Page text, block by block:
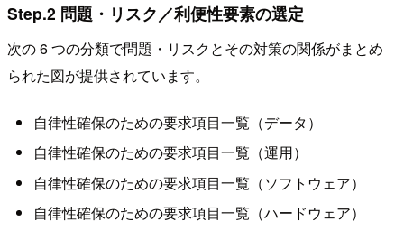
Step.2 問題・リスク／利便性要素の選定
次の 6 つの分類で問題・リスクとその対策の関係がまとめ
られた図が提供されています。
自律性確保のための要求項目一覧（データ）
自律性確保のための要求項目一覧（運用）
自律性確保のための要求項目一覧（ソフトウェア）
自律性確保のための要求項目一覧（ハードウェア）